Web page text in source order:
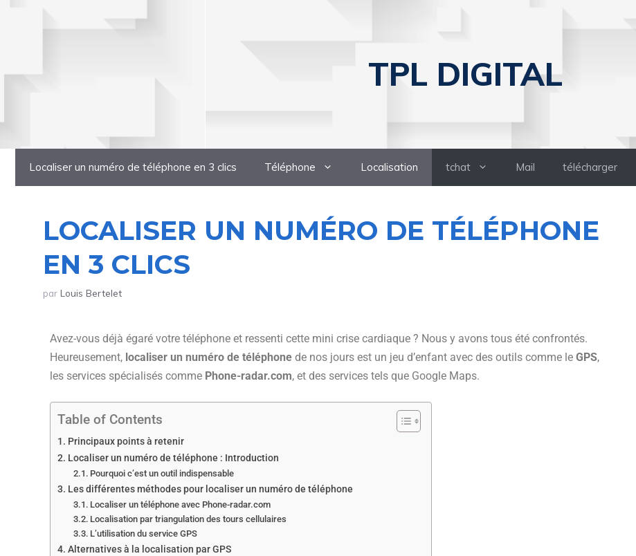
TPL DIGITAL
Localiser un numéro de téléphone en 3 clics Téléphone Localisation tchat Mail télécharger
LOCALISER UN NUMÉRO DE TÉLÉPHONE
EN 3 CLICS
par Louis Bertelet
Avez-vous déjà égaré votre téléphone et ressenti cette mini crise cardiaque ? Nous y avons tous été confrontés.
Heureusement, localiser un numéro de téléphone de nos jours est un jeu d’enfant avec des outils comme le GPS,
les services spécialisés comme Phone-radar.com, et des services tels que Google Maps.
Table of Contents
Principaux points à retenir
Localiser un numéro de téléphone : Introduction
Pourquoi c’est un outil indispensable
Les différentes méthodes pour localiser un numéro de téléphone
Localiser un téléphone avec Phone-radar.com
Localisation par triangulation des tours cellulaires
L’utilisation du service GPS
Alternatives à la localisation par GPS